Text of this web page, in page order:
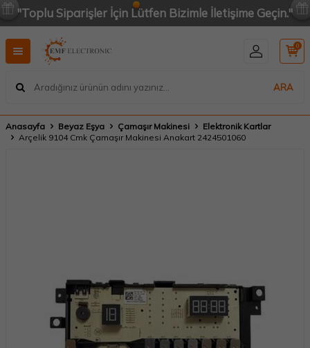
"Toplu Siparişler İçin Lütfen Bizimle İletişime Geçin."
ARA
0
Anasayfa Beyaz Eşya Çamaşır Makinesi
Elektronik Kartlar
Arçelik 9104 Cmk Çamaşır Makinesi Anakart 2424501060